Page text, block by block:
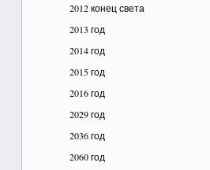
2012 конец света
2013 год
2014 год
2015 год
2016 год
2029 год
2036 год
2060 год